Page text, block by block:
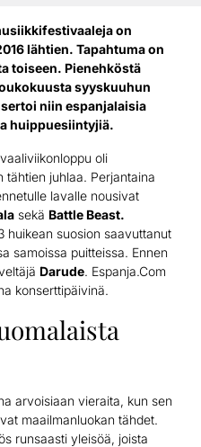
on
lähtien. Tapahtuma on
toiseen. Pienehköstä
syyskuuhun
niin espanjalaisia
huippuesiintyjiä.
oli
tähtien juhlaa. Perjantaina
lavalle nousivat
sekä Battle Beast.
huikean suosion saavuttanut
samoissa puitteissa. Ennen
Darude. Espanja.Com
konserttipäivinä.
arvoisiaan vieraita, kun sen
maailmanluokan tähdet.
runsaasti yleisöä, joista